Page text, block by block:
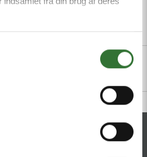
Specifications Dateien